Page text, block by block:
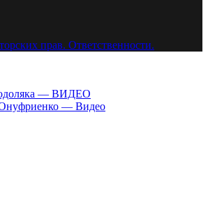
прав. Ответственности.
— ВИДЕО
— Видео